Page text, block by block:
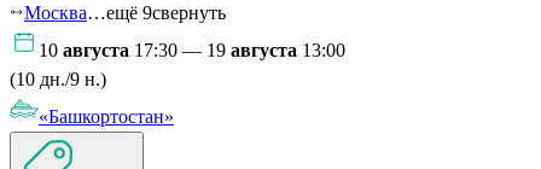
Москва…ещё 9свернуть
10 августа 17:30 — 19 августа 13:00
(10 дн./9 н.)
«Башкортостан»